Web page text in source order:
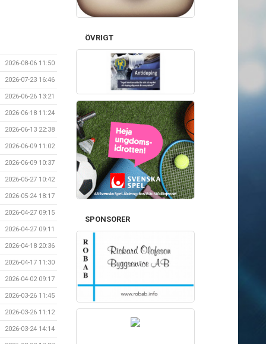
2026-08-06 11:50
2026-07-23 16:46
2026-06-26 13:21
2026-06-18 11:24
2026-06-13 22:38
2026-06-09 11:02
2026-06-09 10:37
2026-05-27 10:42
2026-05-24 18:17
2026-04-27 09:15
2026-04-27 09:11
2026-04-18 20:36
2026-04-17 11:30
2026-04-02 09:17
2026-03-26 11:45
2026-03-26 11:12
2026-03-24 14:14
ÖVRIGT
SPONSORER